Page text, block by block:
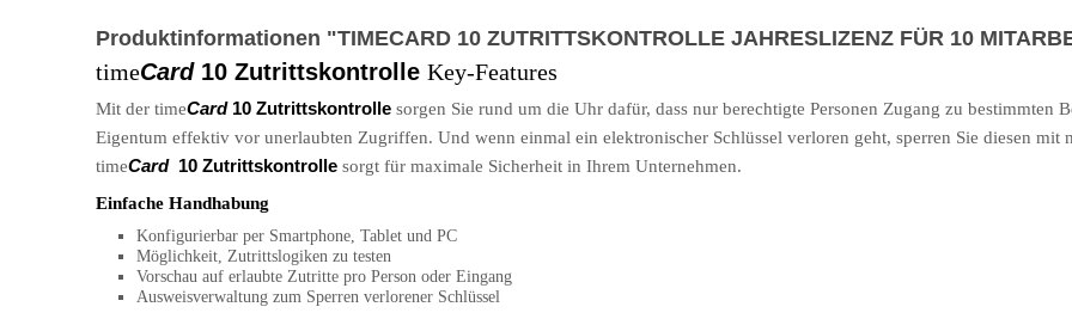
Produktinformationen "TIMECARD 10 ZUTRITTSKONTROLLE JAHRESLIZENZ FÜR 10
timeCard 10 Zutrittskontrolle Key-Features
Mit der timeCard 10 Zutrittskontrolle sorgen Sie rund um die Uhr dafür, dass nur berechtigte Personen Zugang zu bestimmten
Eigentum effektiv vor unerlaubten Zugriffen. Und wenn einmal ein elektronischer Schlüssel verloren geht, sperren Sie diesen mit
timeCard 10 Zutrittskontrolle sorgt für maximale Sicherheit in Ihrem Unternehmen.
Einfache Handhabung
Konfigurierbar per Smartphone, Tablet und PC
Möglichkeit, Zutrittslogiken zu testen
Vorschau auf erlaubte Zutritte pro Person oder Eingang
Ausweisverwaltung zum Sperren verlorener Schlüssel